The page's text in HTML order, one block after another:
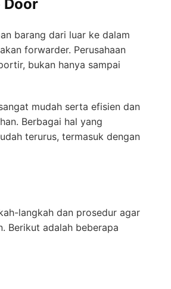
Door
barang dari luar ke dalam
forwarder. Perusahaan
bukan hanya sampai
mudah serta efisien dan
Berbagai hal yang
terurus, termasuk dengan
langkah dan prosedur agar
Berikut adalah beberapa